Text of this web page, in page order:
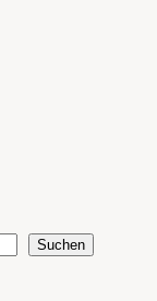
Suchen